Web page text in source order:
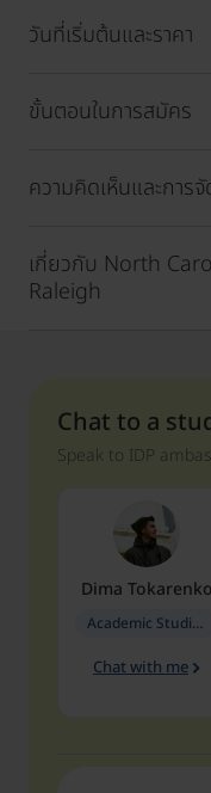
วันที่เริ่มต้นและราคา
ขั้นตอนในการสมัคร
ความคิดเห็นและการ
เกี่ยวกับ North
Raleigh
Chat to a
Speak to IDP
Dima Tokarenko
Academic Studies in Education
Chat with me